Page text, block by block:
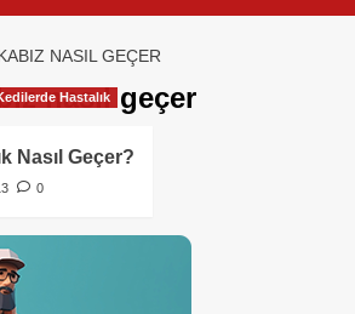
NASIL GEÇER
nasıl geçer
Hastalık
Nasıl Geçer?
0